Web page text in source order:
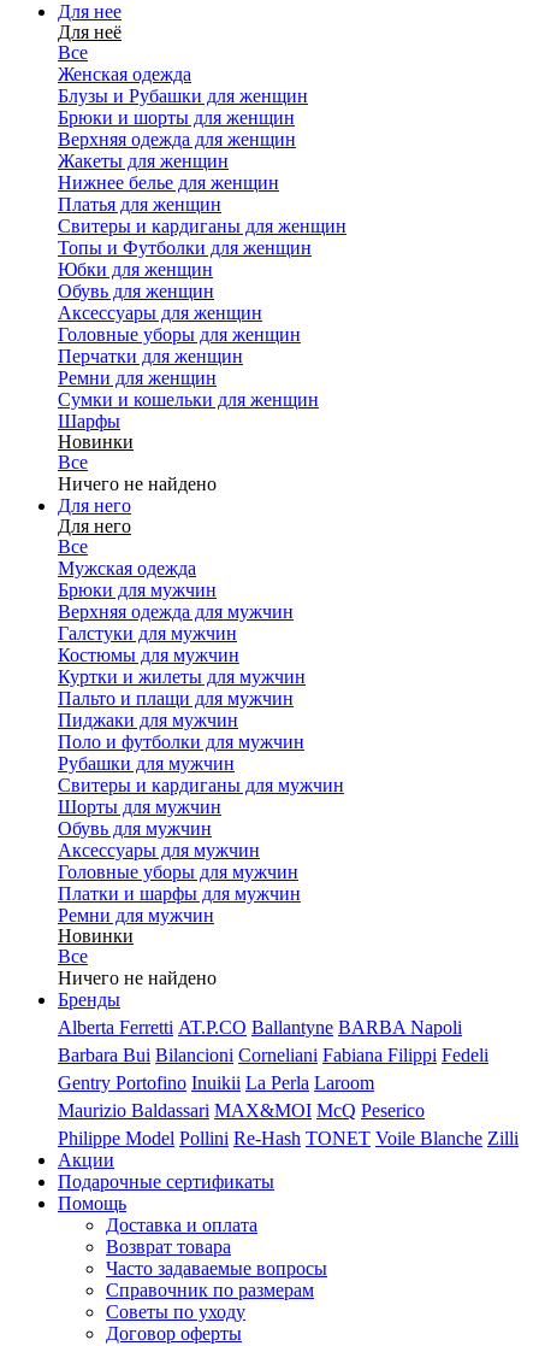
Для нее
Для неё
Все
Женская одежда
Блузы и Рубашки для женщин
Брюки и шорты для женщин
Верхняя одежда для женщин
Жакеты для женщин
Нижнее белье для женщин
Платья для женщин
Свитеры и кардиганы для женщин
Топы и Футболки для женщин
Юбки для женщин
Обувь для женщин
Аксессуары для женщин
Головные уборы для женщин
Перчатки для женщин
Ремни для женщин
Сумки и кошельки для женщин
Шарфы
Новинки
Все
Ничего не найдено
Для него
Для него
Все
Мужская одежда
Брюки для мужчин
Верхняя одежда для мужчин
Галстуки для мужчин
Костюмы для мужчин
Куртки и жилеты для мужчин
Пальто и плащи для мужчин
Пиджаки для мужчин
Поло и футболки для мужчин
Рубашки для мужчин
Свитеры и кардиганы для мужчин
Шорты для мужчин
Обувь для мужчин
Аксессуары для мужчин
Головные уборы для мужчин
Платки и шарфы для мужчин
Ремни для мужчин
Новинки
Все
Ничего не найдено
Бренды
Alberta Ferretti AT.P.CO Ballantyne BARBA Napoli
Barbara Bui Bilancioni Corneliani Fabiana Filippi Fedeli
Gentry Portofino Inuikii La Perla Laroom
Maurizio Baldassari MAX&MOI McQ Peserico
Philippe Model Pollini Re-Hash TONET Voile Blanche Zilli
Акции
Подарочные сертификаты
Помощь
Доставка и оплата
Возврат товара
Часто задаваемые вопросы
Справочник по размерам
Советы по уходу
Договор оферты